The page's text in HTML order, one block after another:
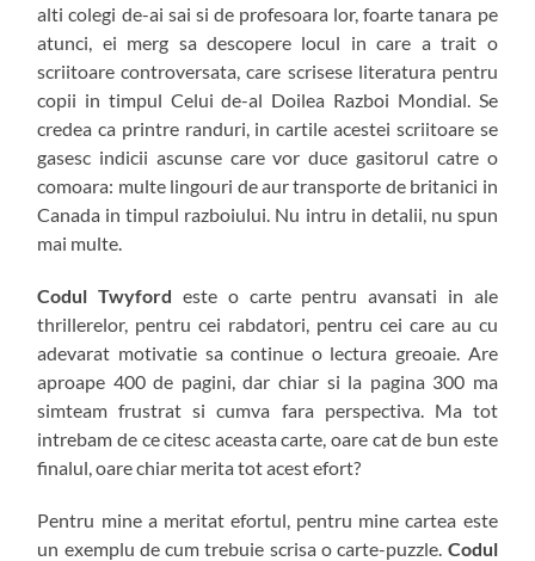
alti colegi de-ai sai si de profesoara lor, foarte tanara pe
atunci, ei merg sa descopere locul in care a trait o
scriitoare controversata, care scrisese literatura pentru
copii in timpul Celui de-al Doilea Razboi Mondial. Se
credea ca printre randuri, in cartile acestei scriitoare se
gasesc indicii ascunse care vor duce gasitorul catre o
comoara: multe lingouri de aur transporte de britanici in
Canada in timpul razboiului. Nu intru in detalii, nu spun
mai multe.
Codul Twyford este o carte pentru avansati in ale
thrillerelor, pentru cei rabdatori, pentru cei care au cu
adevarat motivatie sa continue o lectura greoaie. Are
aproape 400 de pagini, dar chiar si la pagina 300 ma
simteam frustrat si cumva fara perspectiva. Ma tot
intrebam de ce citesc aceasta carte, oare cat de bun este
finalul, oare chiar merita tot acest efort?
Pentru mine a meritat efortul, pentru mine cartea este
un exemplu de cum trebuie scrisa o carte-puzzle. Codul